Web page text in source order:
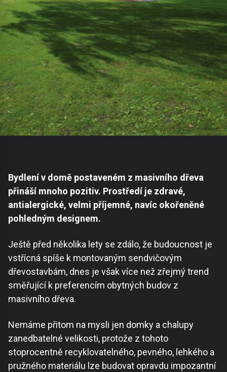
Bydlení v domě postaveném z masivního dřeva
přináší mnoho pozitiv. Prostředí je zdravé,
antialergické, velmi příjemné, navíc okořeněné
pohledným designem.
Ještě před několika lety se zdálo, že budoucnost je
vstřícná spíše k montovaným sendvičovým
dřevostavbám, dnes je však více než zřejmý trend
směřující k preferencím obytných budov z
masivního dřeva.
Nemáme přitom na mysli jen domky a chalupy
zanedbatelné velikosti, protože z tohoto
stoprocentně recyklovatelného, pevného, lehkého a
pružného materiálu lze budovat opravdu impozantní